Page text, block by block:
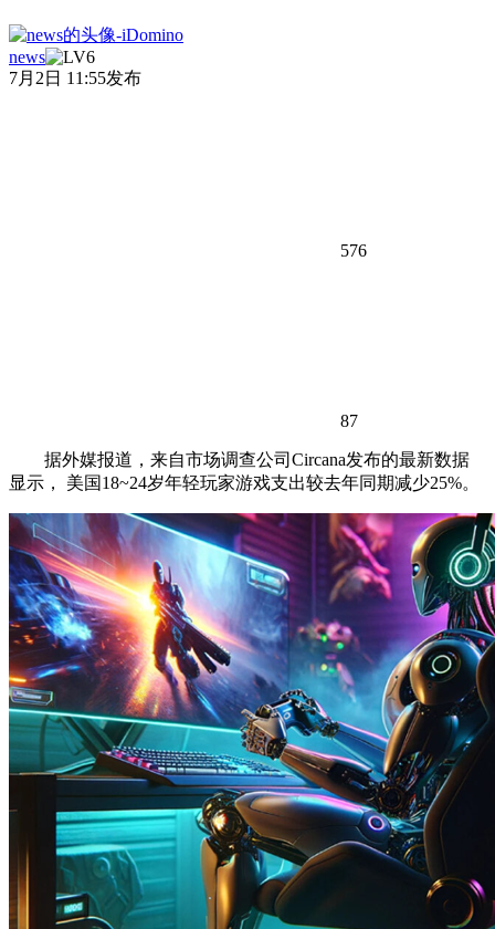
news
7月2日 11:55发布
576
87
据外媒报道，来自市场调查公司Circana发布的最新数据
显示， 美国18~24岁年轻玩家游戏支出较去年同期减少25%。